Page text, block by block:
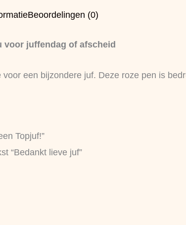
Beoordelingen (0)
voor juffendag of afscheid
een bijzondere juf. Deze roze pen is
Topjuf!”
“Bedankt lieve juf”